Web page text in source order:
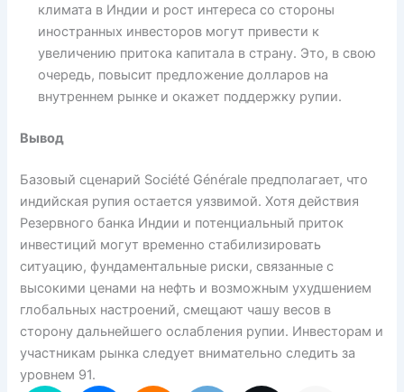
климата в Индии и рост интереса со стороны
иностранных инвесторов могут привести к
увеличению притока капитала в страну. Это, в свою
очередь, повысит предложение долларов на
внутреннем рынке и окажет поддержку рупии.
Вывод
Базовый сценарий Société Générale предполагает, что
индийская рупия остается уязвимой. Хотя действия
Резервного банка Индии и потенциальный приток
инвестиций могут временно стабилизировать
ситуацию, фундаментальные риски, связанные с
высокими ценами на нефть и возможным ухудшением
глобальных настроений, смещают чашу весов в
сторону дальнейшего ослабления рупии. Инвесторам и
участникам рынка следует внимательно следить за
уровнем 91.